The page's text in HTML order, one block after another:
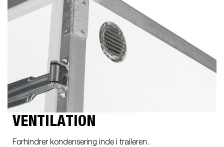
VENTILATION
Forhindrer kondensering inde i traileren.